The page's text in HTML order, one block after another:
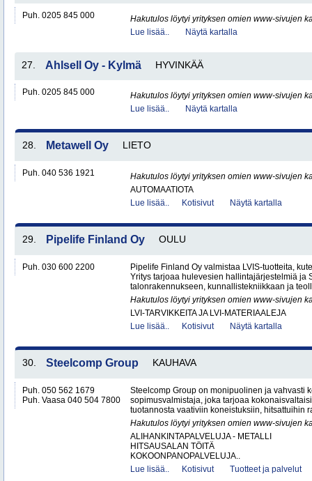
Puh. 0205 845 000
Hakutulos löytyi yrityksen omien www-sivujen
Lue lisää..
Näytä kartalla
27. Ahlsell Oy - Kylmä HYVINKÄÄ
Puh. 0205 845 000
Hakutulos löytyi yrityksen omien www-sivujen
Lue lisää..
Näytä kartalla
28. Metawell Oy LIETO
Puh. 040 536 1921
Hakutulos löytyi yrityksen omien www-sivujen
AUTOMAATIOTA
Lue lisää..
Kotisivut Näytä kartalla
29. Pipelife Finland Oy OULU
Puh. 030 600 2200
Pipelife Finland Oy valmistaa LVIS-tuotteita,
Yritys tarjoaa hulevesien hallintajärjestelmiä ja
talonrakennukseen, kunnallistekniikkaan ja
Hakutulos löytyi yrityksen omien www-sivujen
LVI-TARVIKKEITA JA LVI-MATERIAALEJA
Lue lisää..
Kotisivut Näytä kartalla
30. Steelcomp Group KAUHAVA
Puh. 050 562 1679
Puh. Vaasa 040 504 7800
Steelcomp Group on monipuolinen ja vahvasti
sopimusvalmistaja, joka tarjoaa
tuotannosta vaativiin koneistuksiin, hitsattuihin
Hakutulos löytyi yrityksen omien www-sivujen
ALIHANKINTAPALVELUJA - METALLI
HITSAUSALAN TÖITÄ
KOKOONPANOPALVELUJA..
Lue lisää..
Kotisivut Tuotteet ja palvelut